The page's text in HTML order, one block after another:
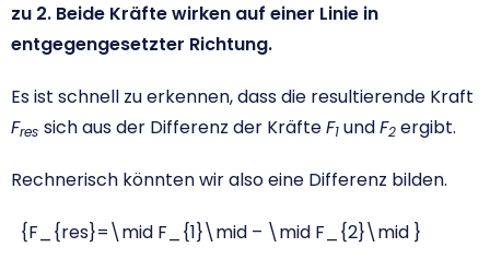
zu 2. Beide Kräfte wirken auf einer Linie in
entgegengesetzter Richtung.
Es ist schnell zu erkennen, dass die resultierende Kraft
Fres sich aus der Differenz der KräfteF1 undF2 ergibt.
Rechnerisch könnten wir also eine Differenz bilden.
{F_{res}=\mid F_{1}\mid – \mid F_{2}\mid }